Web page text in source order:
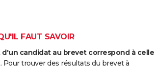
FAUT SAVOIR
candidat au brevet correspond à celle
. Pour trouver des résultats du brevet à